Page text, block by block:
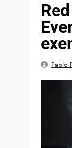
Pablo